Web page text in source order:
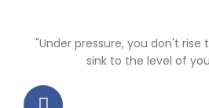
"Under pressure, you don't
sink to the level of